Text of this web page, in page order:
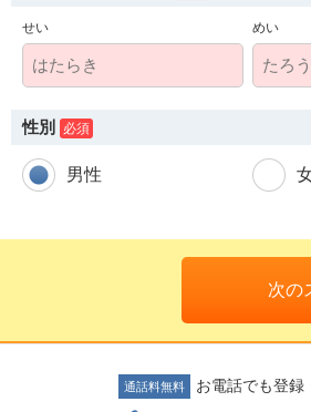
せい めい
性別
男性
次の
通話料無料 お電話でも登録
人材派遣のしくみ・メリット
テクノ・サービスってどんな会社？
お仕事の種類
登録会場への行き方
仕事情報配信メール登録
よくあるご質問